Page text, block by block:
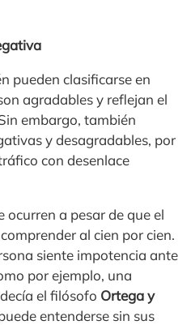
pueden clasificarse en
agradables y reflejan el
embargo, también
y desagradables, por
con desenlace
ocurren a pesar de que el
al cien por cien.
siente impotencia ante
por ejemplo, una
el filósofo Ortega y
entenderse sin sus